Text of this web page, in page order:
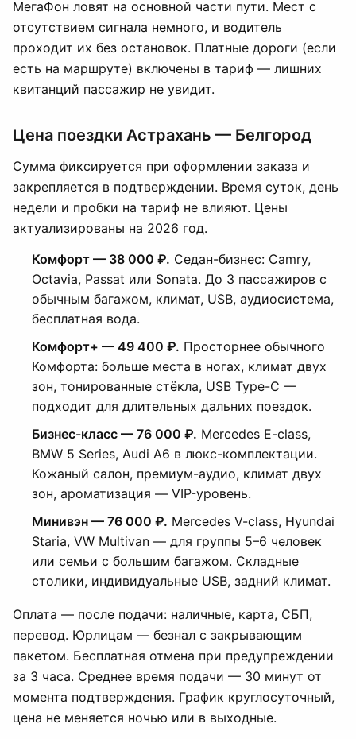
МегаФон ловят на основной части пути. Мест с
отсутствием сигнала немного, и водитель
проходит их без остановок. Платные дороги (если
есть на маршруте) включены в тариф — лишних
квитанций пассажир не увидит.
Цена поездки Астрахань — Белгород
Сумма фиксируется при оформлении заказа и
закрепляется в подтверждении. Время суток, день
недели и пробки на тариф не влияют. Цены
актуализированы на 2026 год.
Комфорт — 38 000 ₽. Седан-бизнес: Camry,
Octavia, Passat или Sonata. До 3 пассажиров с
обычным багажом, климат, USB, аудиосистема,
бесплатная вода.
Комфорт+ — 49 400 ₽. Просторнее обычного
Комфорта: больше места в ногах, климат двух
зон, тонированные стёкла, USB Type-C —
подходит для длительных дальних поездок.
Бизнес-класс — 76 000 ₽. Mercedes E-class,
BMW 5 Series, Audi A6 в люкс-комплектации.
Кожаный салон, премиум-аудио, климат двух
зон, ароматизация — VIP-уровень.
Минивэн — 76 000 ₽. Mercedes V-class, Hyundai
Staria, VW Multivan — для группы 5–6 человек
или семьи с большим багажом. Складные
столики, индивидуальные USB, задний климат.
Оплата — после подачи: наличные, карта, СБП,
перевод. Юрлицам — безнал с закрывающим
пакетом. Бесплатная отмена при предупреждении
за 3 часа. Среднее время подачи — 30 минут от
момента подтверждения. График круглосуточный,
цена не меняется ночью или в выходные.